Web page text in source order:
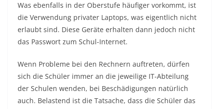
Was ebenfalls in der Oberstufe häufiger vorkommt, ist
die Verwendung privater Laptops, was eigentlich nicht
erlaubt sind. Diese Geräte erhalten dann jedoch nicht
das Passwort zum Schul-Internet.
Wenn Probleme bei den Rechnern auftreten, dürfen
sich die Schüler immer an die jeweilige IT-Abteilung
der Schulen wenden, bei Beschädigungen natürlich
auch. Belastend ist die Tatsache, dass die Schüler das